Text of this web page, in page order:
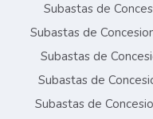
Subastas de
Subastas de
Subastas de
Subastas de
Subastas de